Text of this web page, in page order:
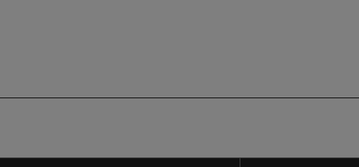
Actualités